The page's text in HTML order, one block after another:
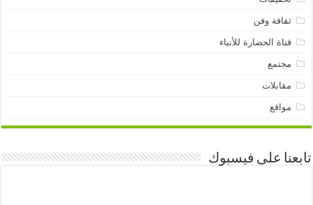
ثقافة وفن
قناة الحضارة للأنباء
مجتمع
مقابلات
مواقع
تابعنا على فيسبوك